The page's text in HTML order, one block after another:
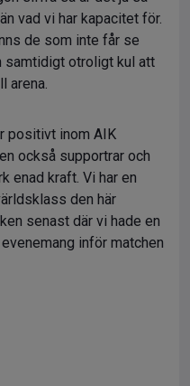
vad vi har kapacitet för.
de som inte får se
samtidigt otroligt kul att
arena.
positivt inom AIK
också supportrar och
enad kraft. Vi har en
den här
senast där vi hade en
inför matchen